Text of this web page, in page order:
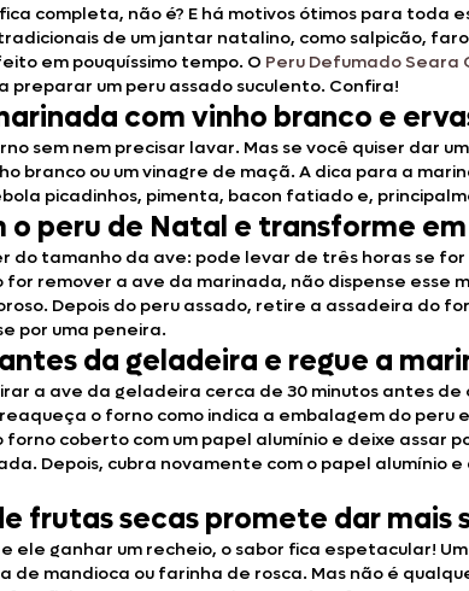
completa, não é? E há motivos ótimos para
de um jantar natalino, como salpicão,
em pouquíssimo tempo. O Peru Defumado Seara
um peru assado suculento. Confira!
com vinho branco e
sem nem precisar lavar. Mas se você quiser dar
branco ou um vinagre de maçã. A dica para a
picadinhos, pimenta, bacon fatiado e,
peru de Natal e transforme
tamanho da ave: pode levar de três horas se
remover a ave da marinada, não dispense esse
Depois do peru assado, retire a assadeira do
por uma peneira.
da geladeira e regue a
a ave da geladeira cerca de 30 minutos antes
o forno como indica a embalagem do
coberto com um papel alumínio e deixe assar
Depois, cubra novamente com o papel
frutas secas promete dar mais
ele ganhar um recheio, o sabor fica espetacular!
mandioca ou farinha de rosca. Mas não é